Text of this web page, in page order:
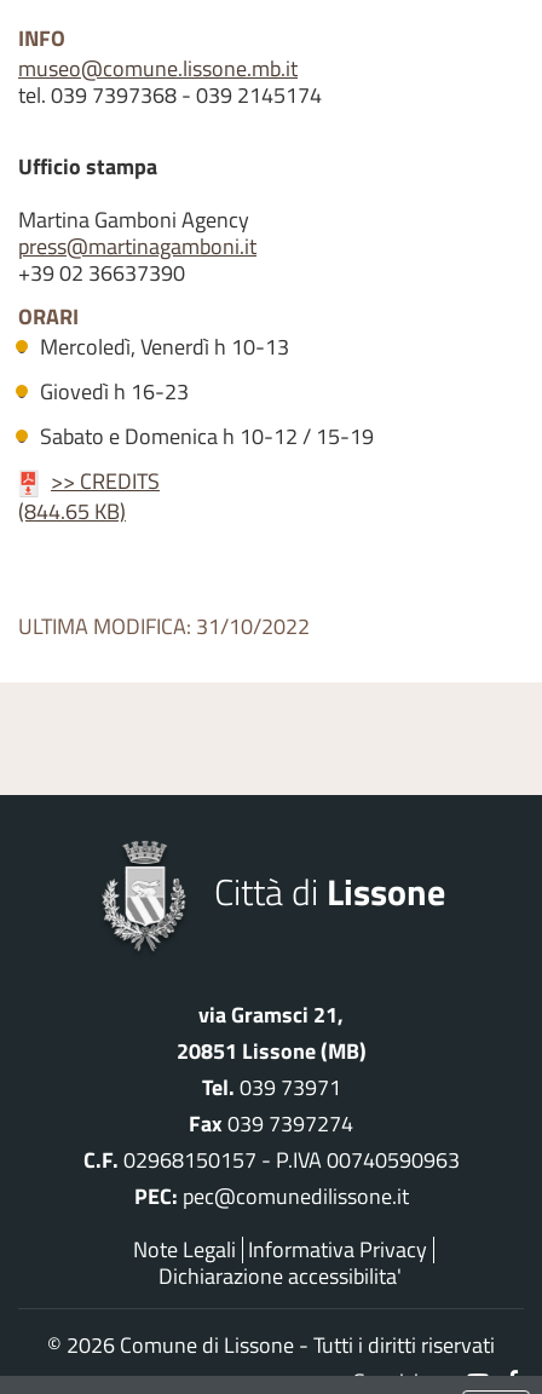
INFO
museo@comune.lissone.mb.it
tel. 039 7397368 - 039 2145174
Ufficio stampa
Martina Gamboni Agency
press@martinagamboni.it
+39 02 36637390
ORARI
Mercoledì, Venerdì h 10-13
Giovedì h 16-23
Sabato e Domenica h 10-12 / 15-19
>> CREDITS
(844.65 KB)
ULTIMA MODIFICA: 31/10/2022
Città di Lissone
via Gramsci 21,
20851 Lissone (MB)
Tel.039 73971
Fax039 7397274
C.F.02968150157 - P.IVA 00740590963
PEC: pec@comunedilissone.it
Note Legali Informativa Privacy
Dichiarazione accessibilita'
© 2026 Comune di Lissone - Tutti i diritti riservati
Seguici su: